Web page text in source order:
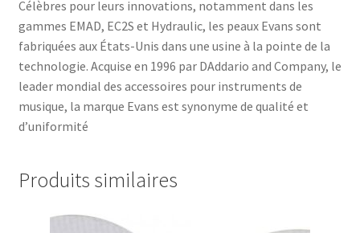
Célèbres pour leurs innovations, notamment dans les
gammes EMAD, EC2S et Hydraulic, les peaux Evans sont
fabriquées aux États-Unis dans une usine à la pointe de la
technologie. Acquise en 1996 par DAddario and Company, le
leader mondial des accessoires pour instruments de
musique, la marque Evans est synonyme de qualité et
d’uniformité
Produits similaires